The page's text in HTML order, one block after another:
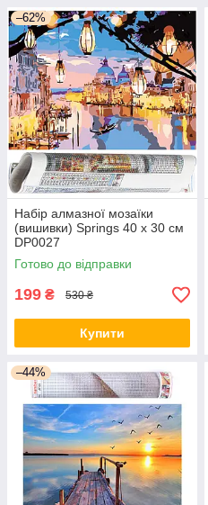
–62%
Набір алмазної мозаїки
(вишивки) Springs 40 x 30 см
DP0027
Готово до відправки
199 ₴ 530 ₴
Купити
–44%